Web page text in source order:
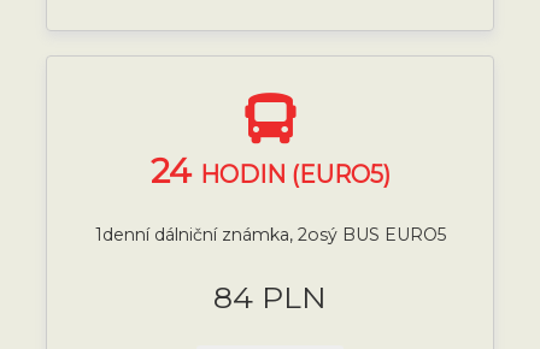
24 HODIN (EURO5)
1denní dálniční známka, 2osý BUS EURO5
84 PLN